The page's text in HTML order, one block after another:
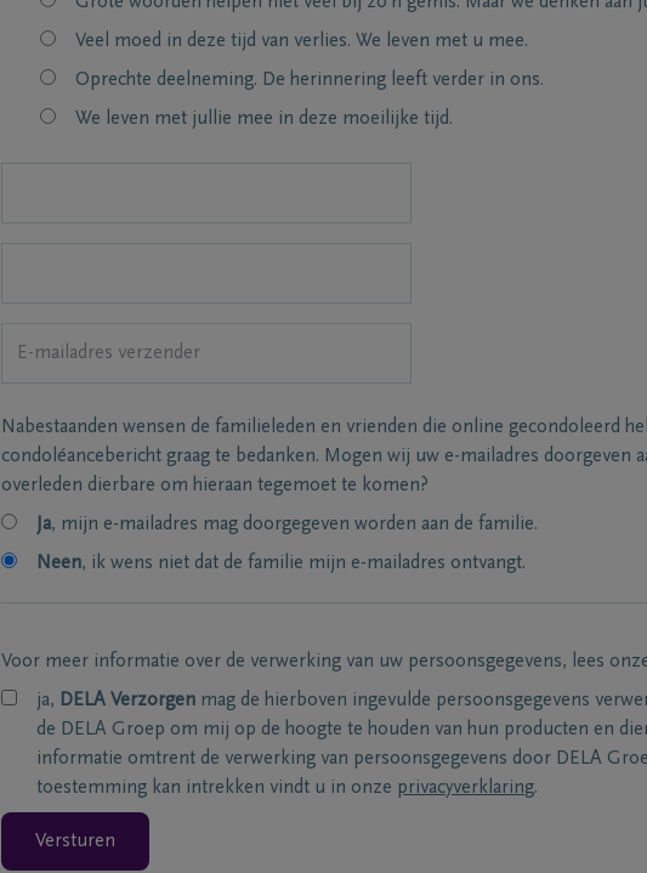
Veel moed in deze tijd van verlies. We leven met u mee.
Oprechte deelneming. De herinnering leeft verder in ons.
We leven met jullie mee in deze moeilijke tijd.
Nabestaanden wensen de familieleden en vrienden die online gecondoleerd
condoléancebericht graag te bedanken. Mogen wij uw e-mailadres doorgeven
overleden dierbare om hieraan tegemoet te komen?
Ja, mijn e-mailadres mag doorgegeven worden aan de familie.
Neen, ik wens niet dat de familie mijn e-mailadres ontvangt.
Voor meer informatie over de verwerking van uw persoonsgegevens, lees
ja, DELA Verzorgen mag de hierboven ingevulde persoonsgegevens
de DELA Groep om mij op de hoogte te houden van hun producten en
informatie omtrent de verwerking van persoonsgegevens door DELA
toestemming kan intrekken vindt u in onze privacyverklaring.
Versturen